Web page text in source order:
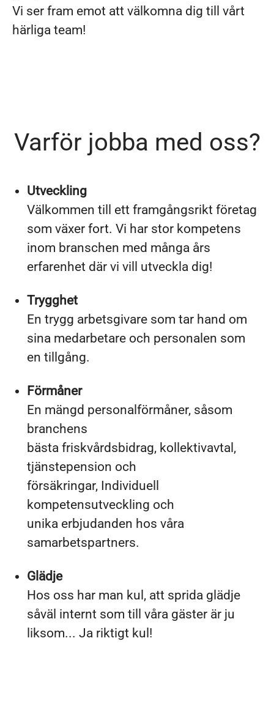
Vi ser fram emot att välkomna dig till vårt
härliga team!
Varför jobba med oss?
Utveckling
Välkommen till ett framgångsrikt företag
som växer fort. Vi har stor kompetens
inom branschen med många års
erfarenhet där vi vill utveckla dig!
Trygghet
En trygg arbetsgivare som tar hand om
sina medarbetare och personalen som
en tillgång.
Förmåner
En mängd personalförmåner, såsom
branchens
bästa friskvårdsbidrag, kollektivavtal,
tjänstepension och
försäkringar, Individuell
kompetensutveckling och
unika erbjudanden hos våra
samarbetspartners.
Glädje
Hos oss har man kul, att sprida glädje
såväl internt som till våra gäster är ju
liksom... Ja riktigt kul!